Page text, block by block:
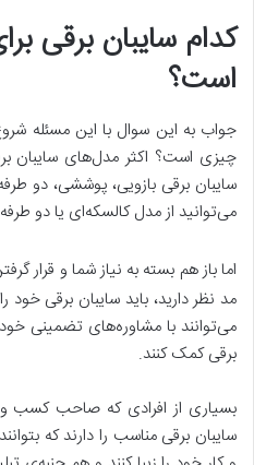
کدام سایبان برقی
است؟
جواب به این سوال با این مسئله
چیزی است؟ اکثر مدل‌های سایبان
سایبان برقی بازویی، پوششی، دو
می‌توانید از مدل کالسکه‌ای یا دو
اما باز هم بسته به نیاز شما و قرار
مد نظر دارید، باید سایبان برقی خود
می‌توانند با مشاوره‌های تضمینی
برقی کمک کنند.
بسیاری از افرادی که صاحب کسب
سایبان برقی مناسب را دارند که